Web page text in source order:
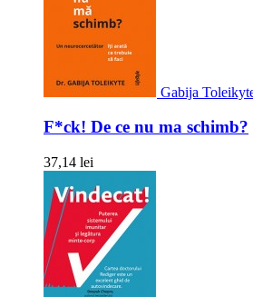
Gabija
F*ck! De ce nu ma schimb?
37,14 lei